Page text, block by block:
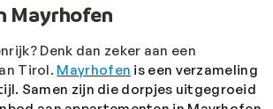
Mayrhofen
? Denk dan zeker aan een
Tirol. Mayrhofen is een verzameling
Samen zijn die dorpjes uitgegroeid